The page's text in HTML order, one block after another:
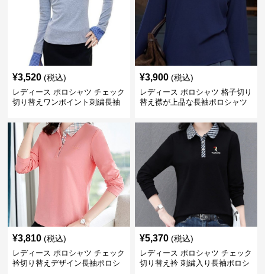
¥3,520 (税込)
レディース ポロシャツ チェック
切り替えワンポイント刺繍長袖
¥3,900 (税込)
レディース ポロシャツ 格子切り
替え襟が上品な長袖ポロシャツ
¥3,810 (税込)
レディース ポロシャツ チェック
衿切り替えデザイン長袖ポロシ
¥5,370 (税込)
レディース ポロシャツ チェック
切り替え衿 刺繍入り長袖ポロシ